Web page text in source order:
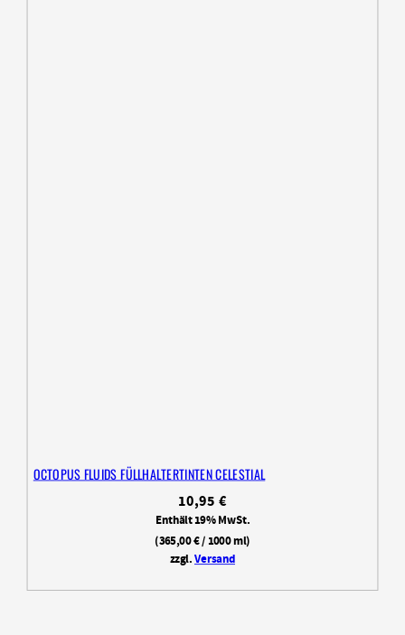
OCTOPUS FLUIDS FÜLLHALTERTINTEN CELESTIAL
10,95 €
Enthält 19% MwSt.
(365,00€/ 1000 ml)
zzgl.Versand